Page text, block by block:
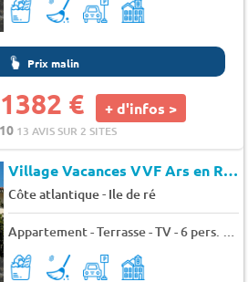
Prix malin
1382 € + d'infos >
13 AVIS SUR 2 SITES
Village Vacances VVF Ars en Ré
Côte atlantique- Ile de ré
Appartement - Terrasse - TV - 6 pers. - 37m2